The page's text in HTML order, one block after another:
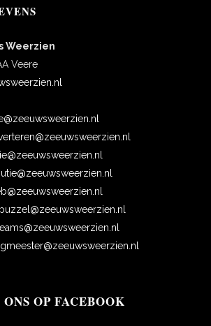
Weerzien
Veere
puzzel@zeeuwsweerzien.nl
OP FACEBOOK